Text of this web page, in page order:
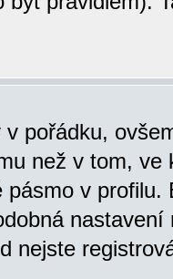
pořádku,
než v tom,
v
nejste